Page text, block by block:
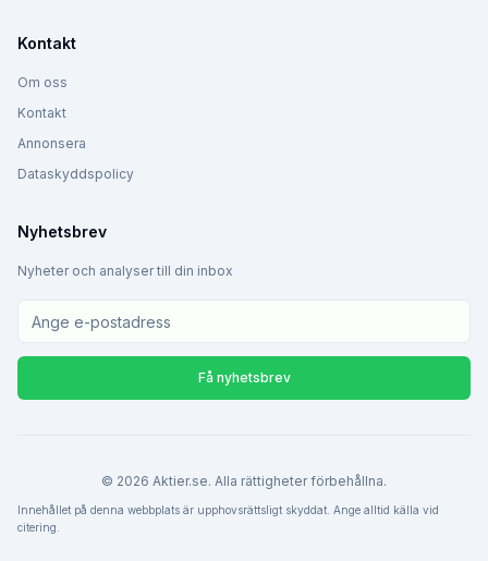
Kontakt
Om oss
Kontakt
Annonsera
Dataskyddspolicy
Nyhetsbrev
Nyheter och analyser till din inbox
Få nyhetsbrev
© 2026 Aktier.se. Alla rättigheter förbehållna.
Innehållet på denna webbplats är upphovsrättsligt skyddat. Ange alltid källa vid
citering.